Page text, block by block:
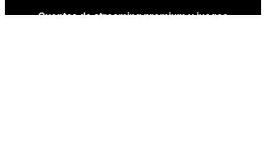
Cuentas de streaming premium y juegos